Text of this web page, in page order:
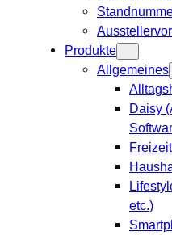
Produkte
Allgemeines
Daisy
etc.)